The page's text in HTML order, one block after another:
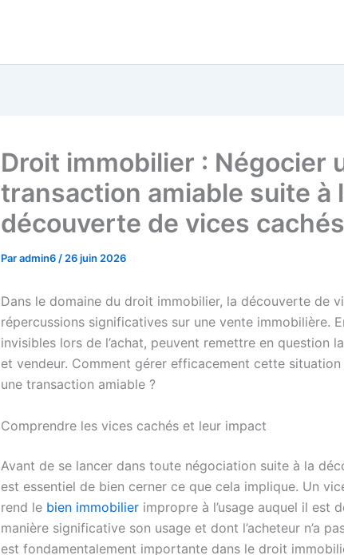
Droit immobilier : Négocier
transaction amiable suite à
découverte de vices cachés
Paradmin6 / 26 juin 2026
Dans le domaine du droit immobilier, la découverte de
répercussions significatives sur une vente immobilière.
invisibles lors de l’achat, peuvent remettre en question
et vendeur. Comment gérer efficacement cette
une transaction amiable ?
Comprendre les vices cachés et leur impact
Avant de se lancer dans toute négociation suite à la
est essentiel de bien cerner ce que cela implique. Un
rend le bien immobilier impropre à l’usage auquel il est
manière significative son usage et dont l’acheteur n’a
est fondamentalement importante dans le droit